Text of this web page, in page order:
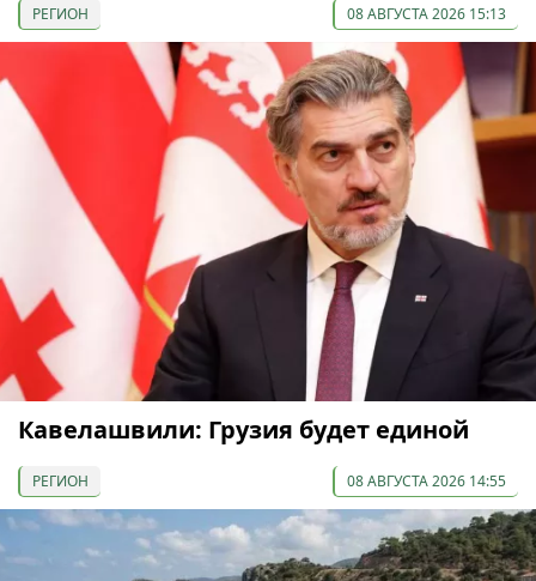
РЕГИОН 08 АВГУСТА 2026 15:13
Кавелашвили: Грузия будет единой
РЕГИОН 08 АВГУСТА 2026 14:55